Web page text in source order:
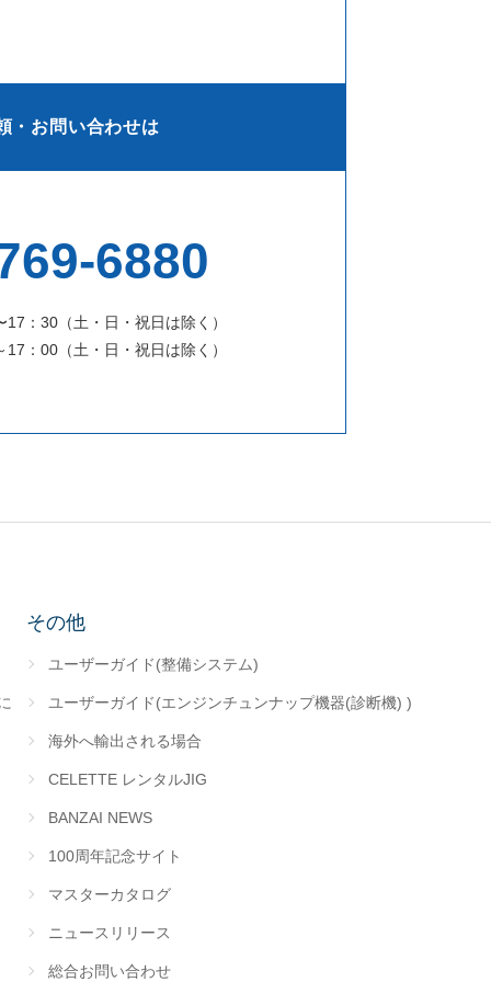
・お問い合わせは
6880
：30（土・日・祝日は除く）
：00（土・日・祝日は除く）
その他
ユーザーガイド(整備システム)
ユーザーガイド(エンジンチュンナップ機器(診断機) )
海外へ輸出される場合
CELETTE レンタルJIG
BANZAI NEWS
100周年記念サイト
マスターカタログ
ニュースリリース
総合お問い合わせ